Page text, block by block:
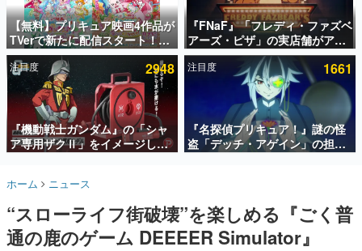
アプリセール情報
インタビュー
連載・特集一覧
殿堂入り記事
SNS拡散数が数千以上！ ページビュー数万以上！ などな
ど。多くの人々に読まれた、電ファミ渾身の“殿堂入り”記
事をまとめました。
名作ゲームクリエイターの方々に製作時のエピソードをお
きます。
赫本
【無料】プリキュア映画4作品が
TVerで新たに配信スタート！な
んと2018年～2024年の映画ほぼ
すべてが見放題に、ぶっちゃけ
ありえないラインナップ
『FNaF』「フレディ・ファズベ
アーズ・ピザ」の実店舗がアメ
リカの商業施設「American
Dream」に2027年オープン！
ScottGamesとの共同開発、食
事だけでなくステージショーや
没入型のホラー体験も楽しめる
注目度 2948
『機動戦士ガンダム』の「シャ
ア専用ザクⅡ」をイメージした
散水ホースリールが予約開始。
ークやジオン公国軍のエンブレ
注目度 1661
『名探偵プリキュア！』謎の怪
盗「デッチ・アゲイン」の担当
キャストは天﨑滉平さんと判
ホーム ニュース
“スローライフ街破壊”を楽しめる『ごく普
通の鹿のゲーム DEEEER Simulator』